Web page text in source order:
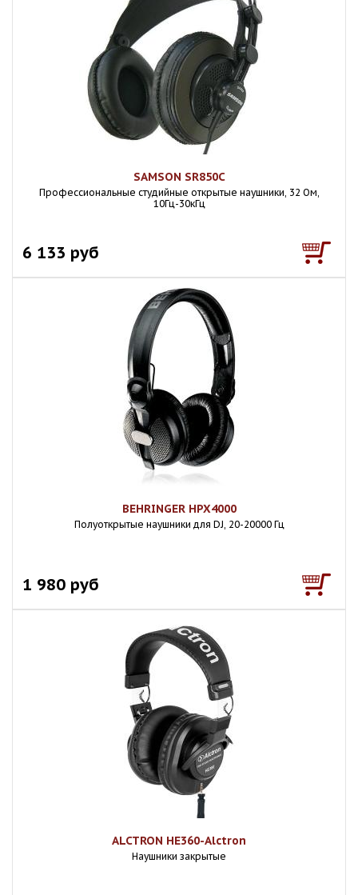
SAMSON SR850C
Профессиональные студийные открытые наушники, 32 Ом,
10Гц-30кГц
6 133 руб
BEHRINGER HPX4000
Полуоткрытые наушники для DJ, 20-20000 Гц
1 980 руб
ALCTRON HE360-Alctron
Наушники закрытые